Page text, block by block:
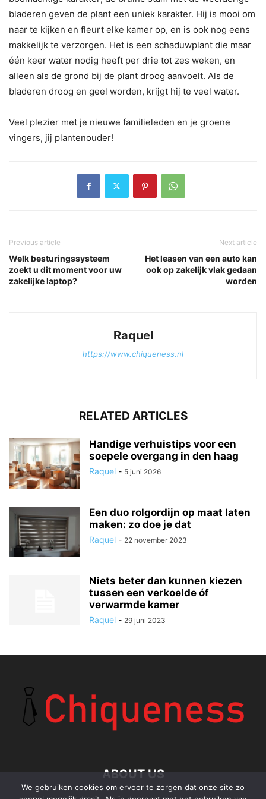
bladeren geven de plant een uniek karakter. Hij is mooi om
naar te kijken en fleurt elke kamer op, en is ook nog eens
makkelijk te verzorgen. Het is een schaduwplant die maar
één keer water nodig heeft per drie tot zes weken, en
alleen als de grond bij de plant droog aanvoelt. Als de
bladeren droog en geel worden, krijgt hij te veel water.
Veel plezier met je nieuwe familieleden en je groene
vingers, jij plantenouder!
Previous article
Welk besturingssysteem
zoekt u dit moment voor uw
zakelijke laptop?
Next article
Het leasen van een auto kan
ook op zakelijk vlak gedaan
worden
Raquel
https://www.chiqueness.nl
RELATED ARTICLES
Handige verhuistips voor een
soepele overgang in den haag
Raquel - 5 juni 2026
Een duo rolgordijn op maat laten
maken: zo doe je dat
Raquel - 22 november 2023
Niets beter dan kunnen kiezen
tussen een verkoelde óf
verwarmde kamer
Raquel - 29 juni 2023
ABOUT US
We gebruiken cookies om ervoor te zorgen dat onze site zo